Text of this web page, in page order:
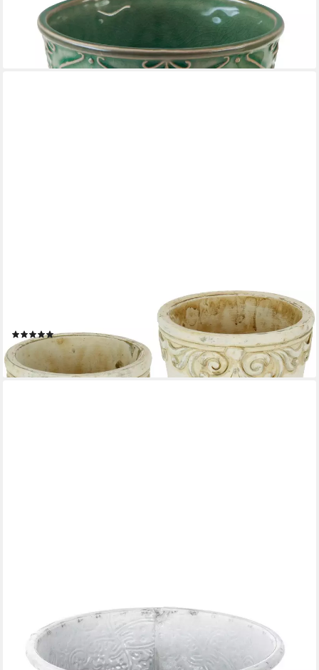
Florales, 2 Stück
24,40 €
(12,20 €/ 1 Stk)
lieferbar - in 2-3 Werktagen bei dir
Übertopf (Set, 2 St), Betonübertopf mit Ornamenten, Vase
(10)
21,99 €
lieferbar - in 3-4 Werktagen bei dir
FLORISTS PRODUCTS
Übertopf Metallpflanztopf Weiß mit Ornamenten - Dekotopf
Shabby Chic
14,20 €